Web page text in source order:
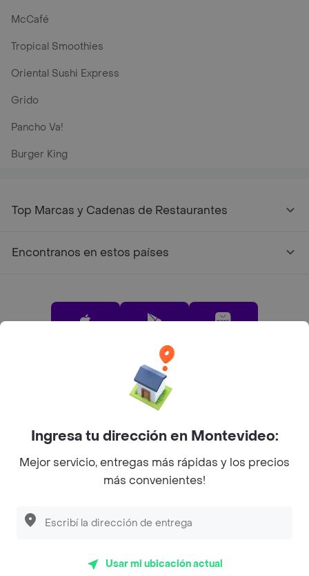
McCafé
Tropical Smoothies
Oriental Sushi Express
Grido
Pancho Va!
Burger King
Top Marcas y Cadenas de Restaurantes
Encontranos en estos países
Pide tu comida favorita cerca de ti
Categorías
Sobre Rappi
Ingresa tu dirección en Montevideo:
Mejor servicio, entregas más rápidas y los precios
más convenientes!
Usar mi ubicación actual